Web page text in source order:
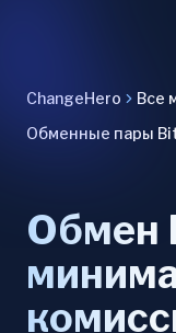
ChangeHero
Все
Обменные пары
Обмен